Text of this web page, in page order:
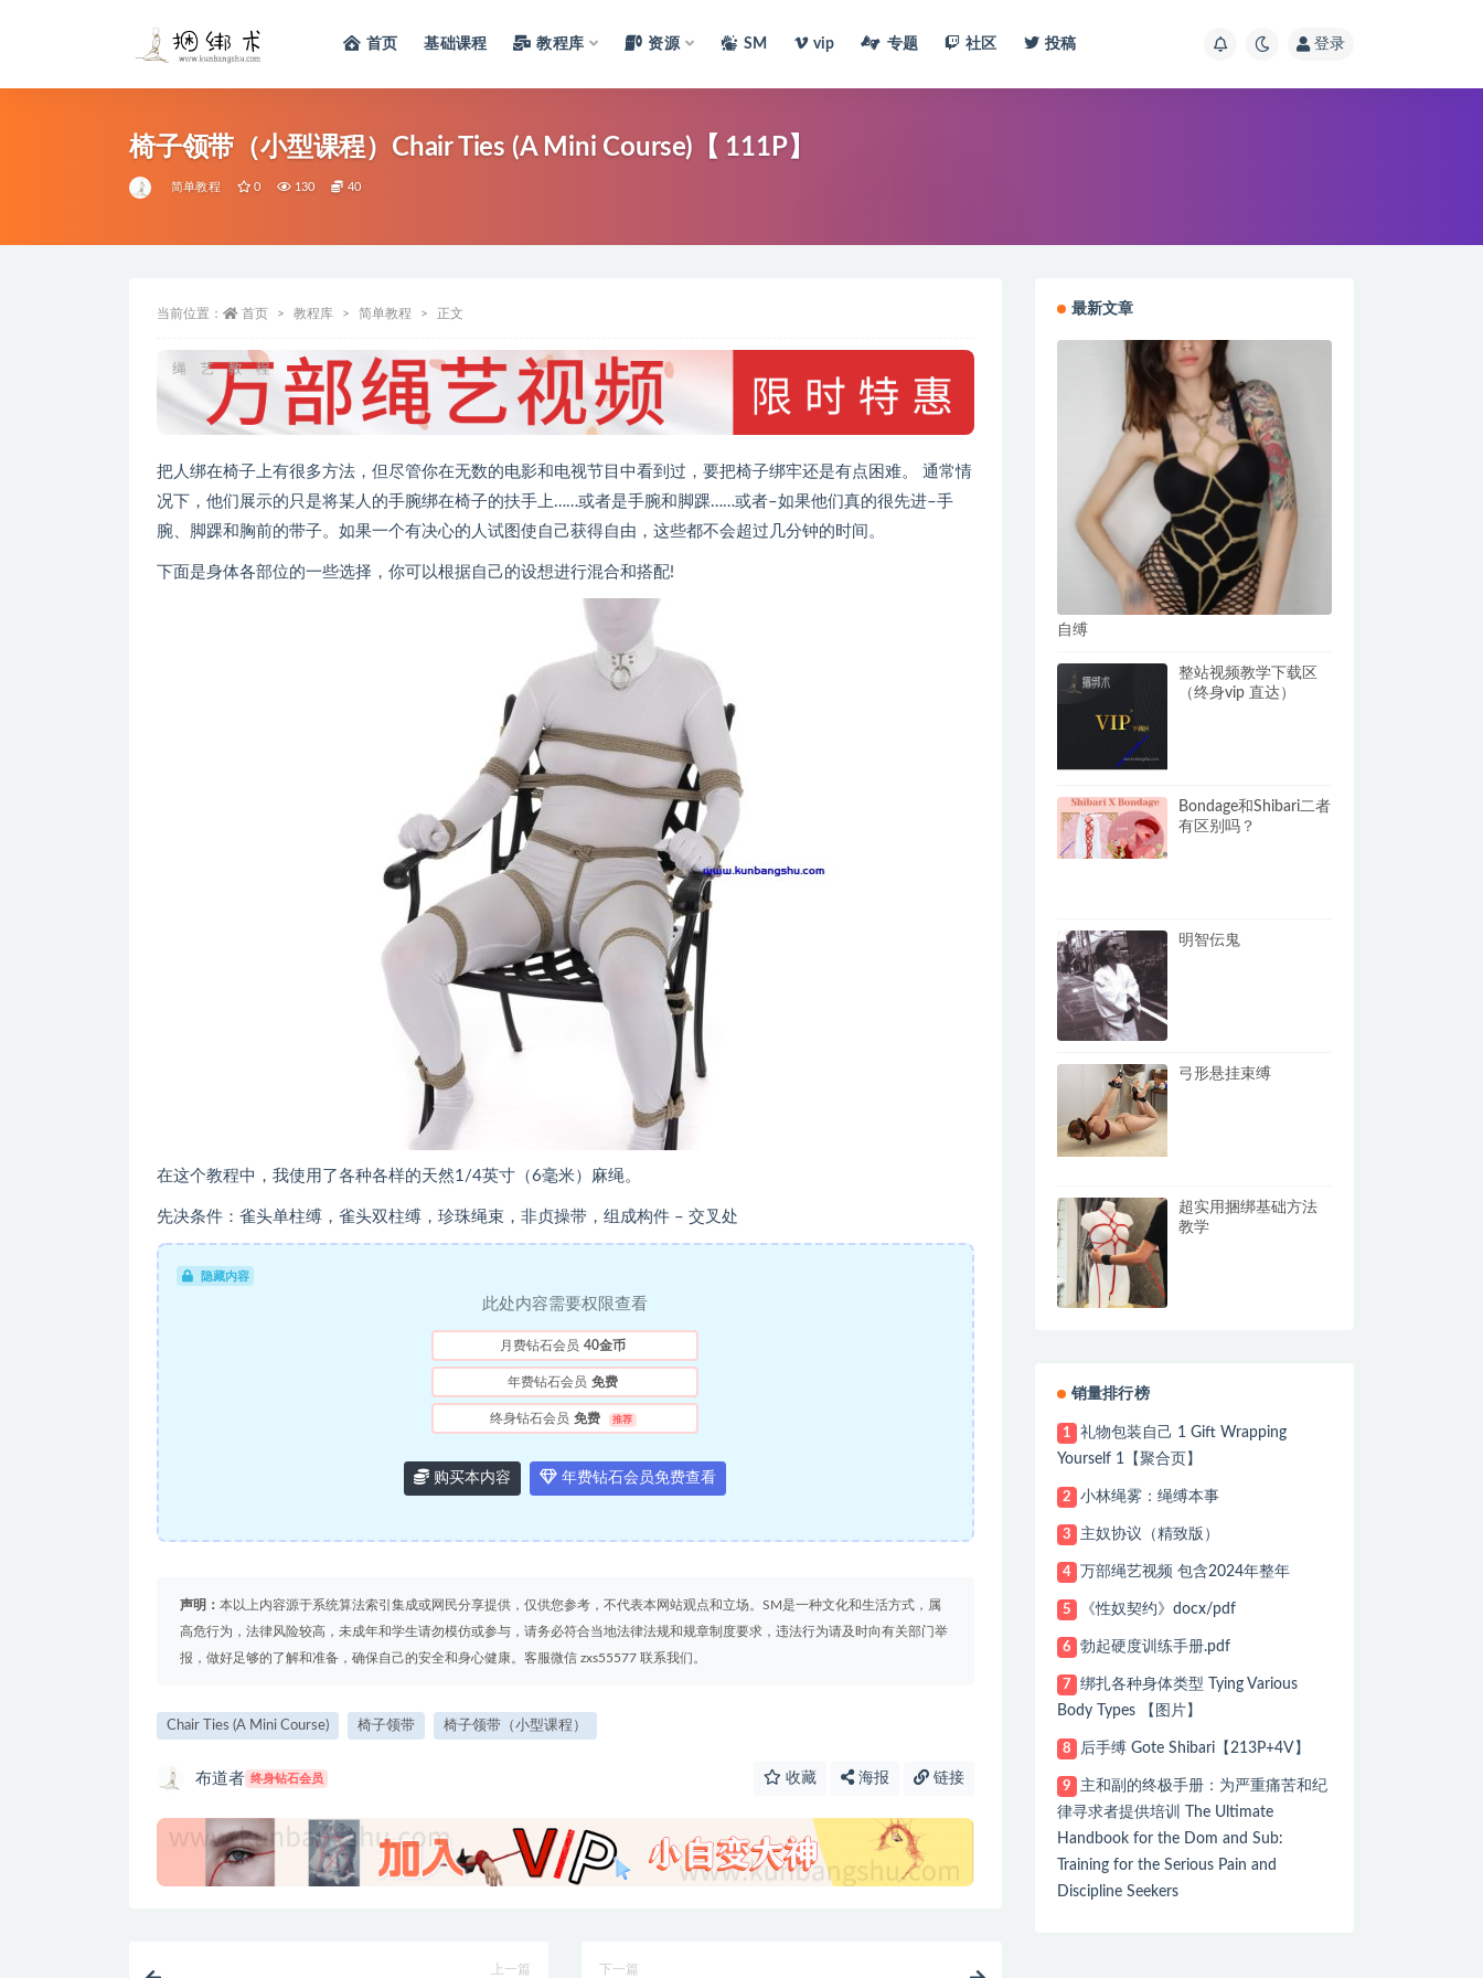
首页 基础课程 教程库 资源 SM vip 专题 社区 投稿 登录
椅子领带（小型课程）Chair Ties (A Mini Course)【 111P】
简单教程 0 130 40
当前位置： 首页 教程库 简单教程 正文
把人绑在椅子上有很多方法，但尽管你在无数的电影和电视节目中看到过，要把椅子绑牢还是有点困难。 通常情
况下，他们展示的只是将某人的手腕绑在椅子的扶手上……或者是手腕和脚踝……或者–如果他们真的很先进–手
腕、脚踝和胸前的带子。如果一个有决心的人试图使自己获得自由，这些都不会超过几分钟的时间。
下面是身体各部位的一些选择，你可以根据自己的设想进行混合和搭配!
在这个教程中，我使用了各种各样的天然1/4英寸（6毫米）麻绳。
先决条件：雀头单柱缚，雀头双柱缚，珍珠绳束，非贞操带，组成构件 – 交叉处
隐藏内容
此处内容需要权限查看
月费钻石会员 40金币
年费钻石会员 免费
终身钻石会员 免费 推荐
购买本内容 年费钻石会员免费查看
声明： 本以上内容源于系统算法索引集成或网民分享提供，仅供您参考，不代表本网站观点和立场。SM是一种文化和生活方式，属
高危行为，法律风险较高，未成年和学生请勿模仿或参与，请务必符合当地法律法规和规章制度要求，违法行为请及时向有关部门举
报，做好足够的了解和准备，确保自己的安全和身心健康。客服微信 zxs55577 联系我们。
Chair Ties (A Mini Course) 椅子领带 椅子领带（小型课程）
布道者 终身钻石会员 收藏 海报 链接
上一篇 下一篇
最新文章
自缚
整站视频教学下载区
（终身vip 直达）
Bondage和Shibari二者
有区别吗？
明智伝鬼
弓形悬挂束缚
超实用捆绑基础方法
教学
销量排行榜
1
礼物包装自己 1 Gift Wrapping
Yourself 1【聚合页】
2 小林绳雾：绳缚本事
3 主奴协议（精致版）
4 万部绳艺视频 包含2024年整年
5 《性奴契约》docx/pdf
6 勃起硬度训练手册.pdf
7
绑扎各种身体类型 Tying Various
Body Types 【图片】
8 后手缚 Gote Shibari【213P+4V】
9
主和副的终极手册：为严重痛苦和纪
律寻求者提供培训 The Ultimate
Handbook for the Dom and Sub:
Training for the Serious Pain and
Discipline Seekers